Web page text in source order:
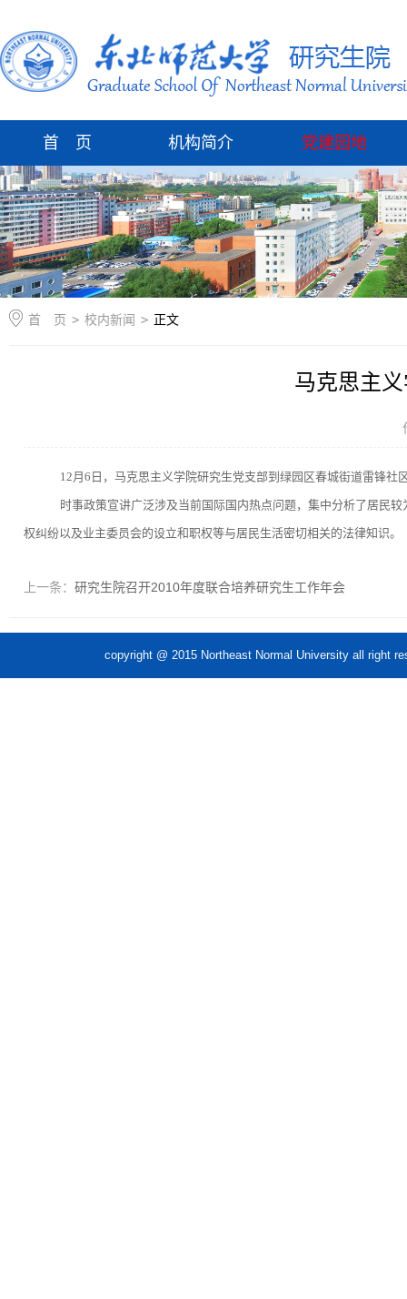
首 页 机构简介 党建园地
首 页 > 校内新闻 > 正文
马克思主
12月 6 日，马克思主义学院研究生党支部到绿园区春城街道雷锋
时事政策宣讲广泛涉及当前国际国内热点问题，集中分析了居民
权纠纷以及业主委员会的设立和职权等与居民生活密切相关的法律知识。
上一条： 研究生院召开2010年度联合培养研究生工作年会
copyright @ 2015 Northeast Normal University all